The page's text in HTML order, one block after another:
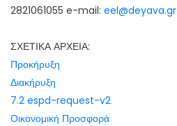
2821061055 e-mail: eel@deyava.gr
ΣΧΕΤΙΚΑ ΑΡΧΕΙΑ:
Προκήρυξη
Διακήρυξη
7.2 espd-request-v2
Οικονομική Προσφορά